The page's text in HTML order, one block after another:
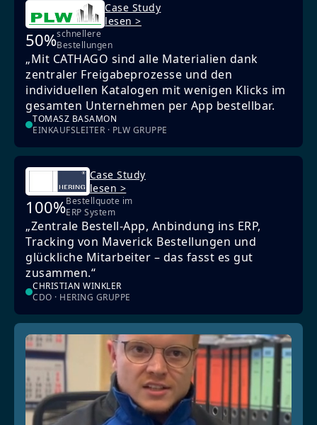
Case Study
lesen >
50%schnellere
Bestellungen
„Mit CATHAGO sind alle Materialien dank
zentraler Freigabeprozesse und den
individuellen Katalogen mit wenigen Klicks im
gesamten Unternehmen per App bestellbar.
TOMASZ BASAMON
EINKAUFSLEITER · PLW GRUPPE
Case Study
lesen >
100%Bestellquote im
ERP System
„Zentrale Bestell-App, Anbindung ins ERP,
Tracking von Maverick Bestellungen und
glückliche Mitarbeiter – das fasst es gut
zusammen.“
CHRISTIAN WINKLER
CDO · HERING GRUPPE